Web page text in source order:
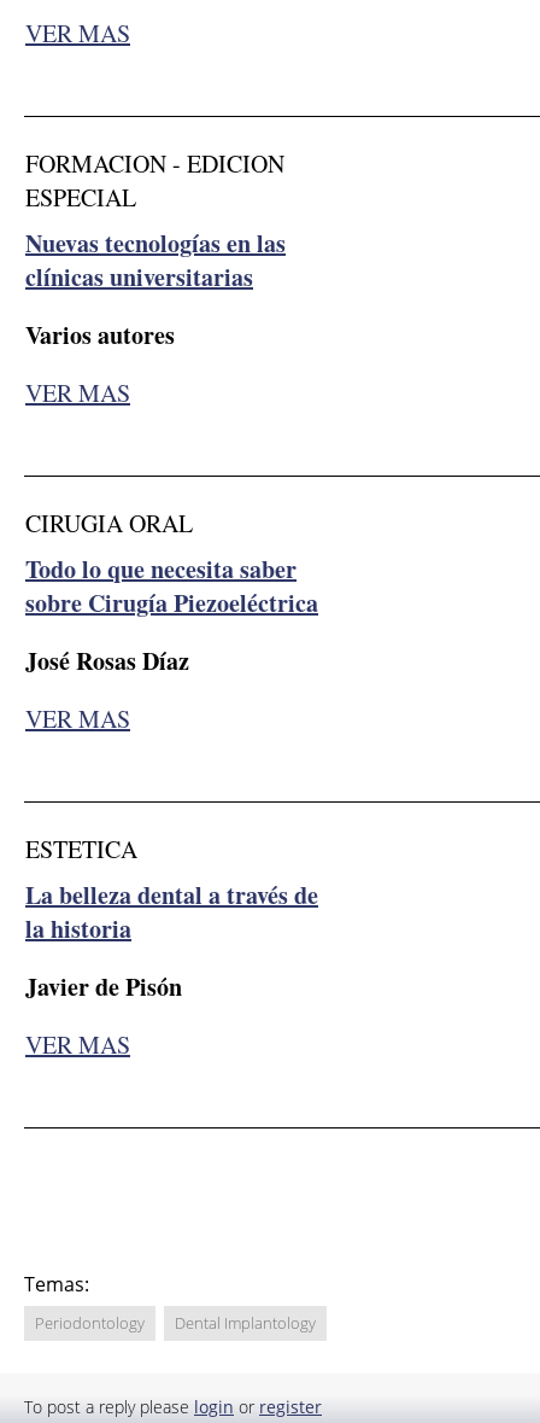
VER MAS
FORMACION - EDICION
ESPECIAL
Nuevas tecnologías en las
clínicas universitarias
Varios autores
VER MAS
CIRUGIA ORAL
Todo lo que necesita saber
sobre Cirugía Piezoeléctrica
José Rosas Díaz
VER MAS
ESTETICA
La belleza dental a través de
la historia
Javier de Pisón
VER MAS
Temas:
Periodontology Dental Implantology
To post a reply please login or register